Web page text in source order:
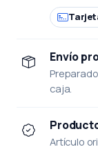
Envío
caja.
Artículo